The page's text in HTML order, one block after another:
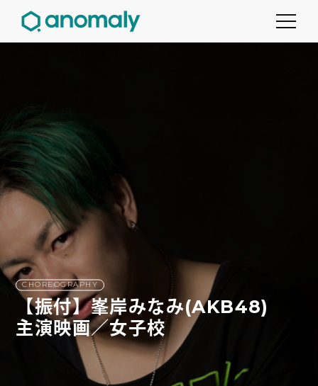
CHOREOGRAPHY
【振付】峯岸みなみ(AKB48)
主演映画／女子校